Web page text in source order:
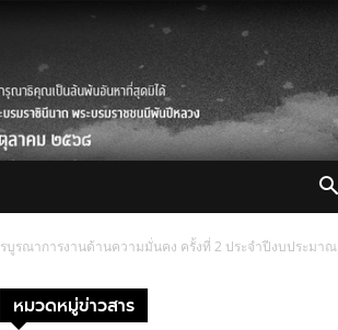
รณาการงานด้านความมั่นคง ครั้งที่ 2 ประจำปีงบประมาณ
หมวดหมู่ข่าวสาร